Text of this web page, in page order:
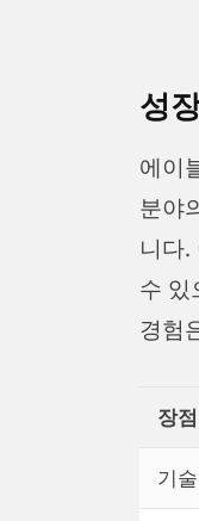
성
에이
분야
니다
수 있
경험
장점
기